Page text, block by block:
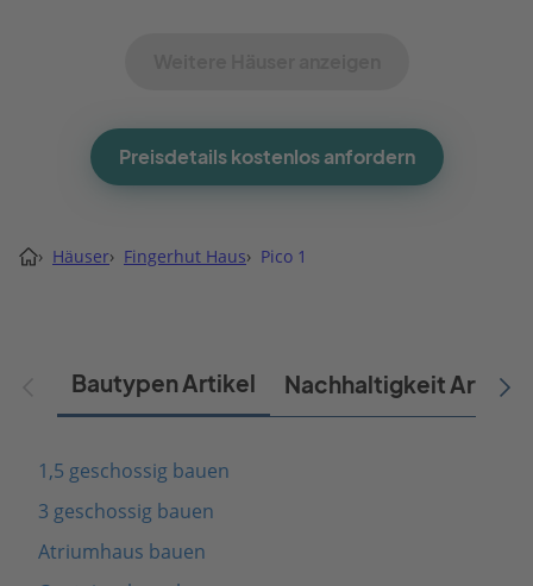
Preisdetails kostenlos anfordern
› Häuser› Fingerhut Haus› Pico 1
Bautypen Artikel Nachhaltigkeit Artikel
1,5 geschossig bauen
3 geschossig bauen
Atriumhaus bauen